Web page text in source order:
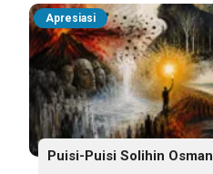
Apresiasi
Puisi-Puisi Solihin Osman